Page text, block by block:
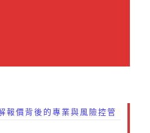
報價背後的專業與風險控管